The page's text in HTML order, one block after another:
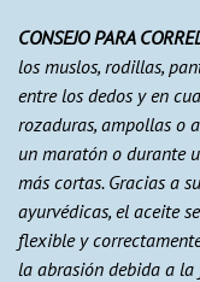
CONSEJO PARA
los muslos, rodillas,
entre los dedos y en
rozaduras, ampollas o
un maratón o durante
más cortas. Gracias a
ayurvédicas, el aceite
flexible y
la abrasión debida a